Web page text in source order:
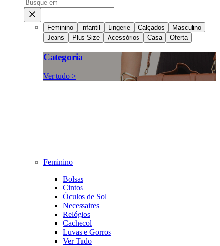
Feminino Infantil Lingerie Calçados
Masculino
Jeans
Plus Size Acessórios Casa Oferta
Categoria
Ver tudo >
Feminino
Bolsas
Cintos
Óculos de Sol
Necessaires
Relógios
Cachecol
Luvas e Gorros
Ver Tudo